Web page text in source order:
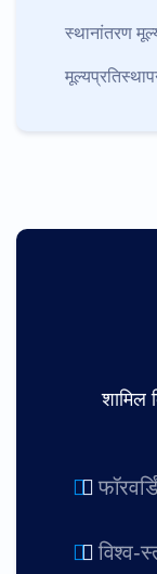
स्थानांतरण
शामिल
विश्व-